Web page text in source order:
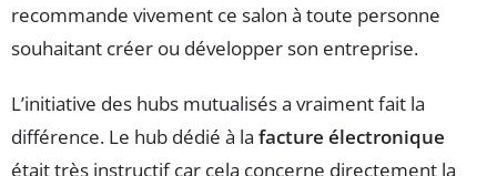
recommande vivement ce salon à toute personne
souhaitant créer ou développer son entreprise.
L’initiative des hubs mutualisés a vraiment fait la
différence. Le hub dédié à la facture électronique
était très instructif car cela concerne directement la